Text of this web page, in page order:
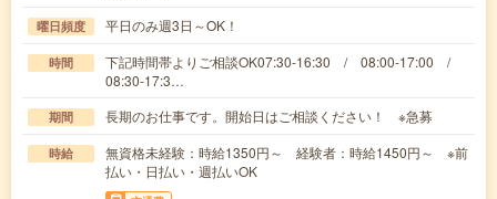
曜日頻度 平日のみ週3日～OK！
時間
下記時間帯よりご相談OK07:30-16:30 / 08:00-17:00 /
08:30-17:3…
期間 長期のお仕事です。開始日はご相談ください！ ※急募
時給
無資格未経験：時給1350円～ 経験者：時給1450円～ ※前
払い・日払い・週払いOK